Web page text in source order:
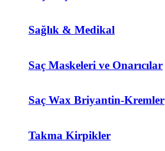
Sağlık & Medikal
Saç Maskeleri ve Onarıcılar
Saç Wax Briyantin-Kremler
Takma Kirpikler